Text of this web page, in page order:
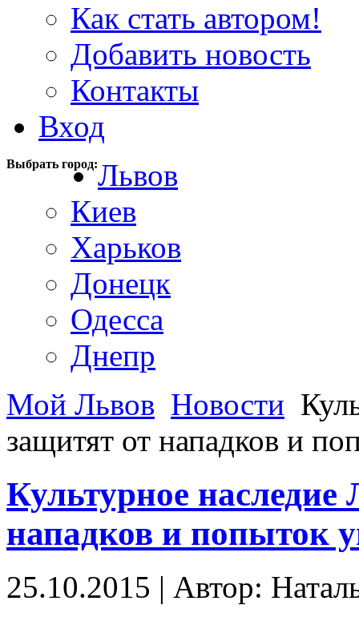
Как стать автором!
Добавить новость
Контакты
Вход
Выбрать город:Львов
Киев
Харьков
Донецк
Одесса
Днепр
Мой Львов Новости
защитят от нападков и
Культурное наследие
нападков и попыток
25.10.2015 | Автор: